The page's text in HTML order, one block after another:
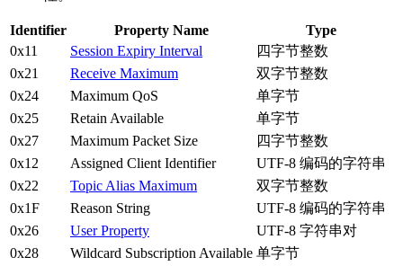
Identifier Property Name
Type
0x11
Session Expiry Interval
四字节整数
0x21
Receive Maximum
双字节整数
0x24
Maximum QoS
单字节
0x25
Retain Available
单字节
0x27
Maximum Packet Size
四字节整数
0x12
Assigned Client Identifier
UTF-8 编码的字符串
0x22
Topic Alias Maximum
双字节整数
0x1F
Reason String
UTF-8 编码的字符串
0x26
User Property
UTF-8 字符串对
0x28
Wildcard Subscription Available 单字节